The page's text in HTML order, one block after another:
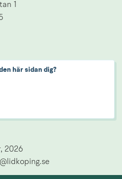
1
här sidan dig?
2026